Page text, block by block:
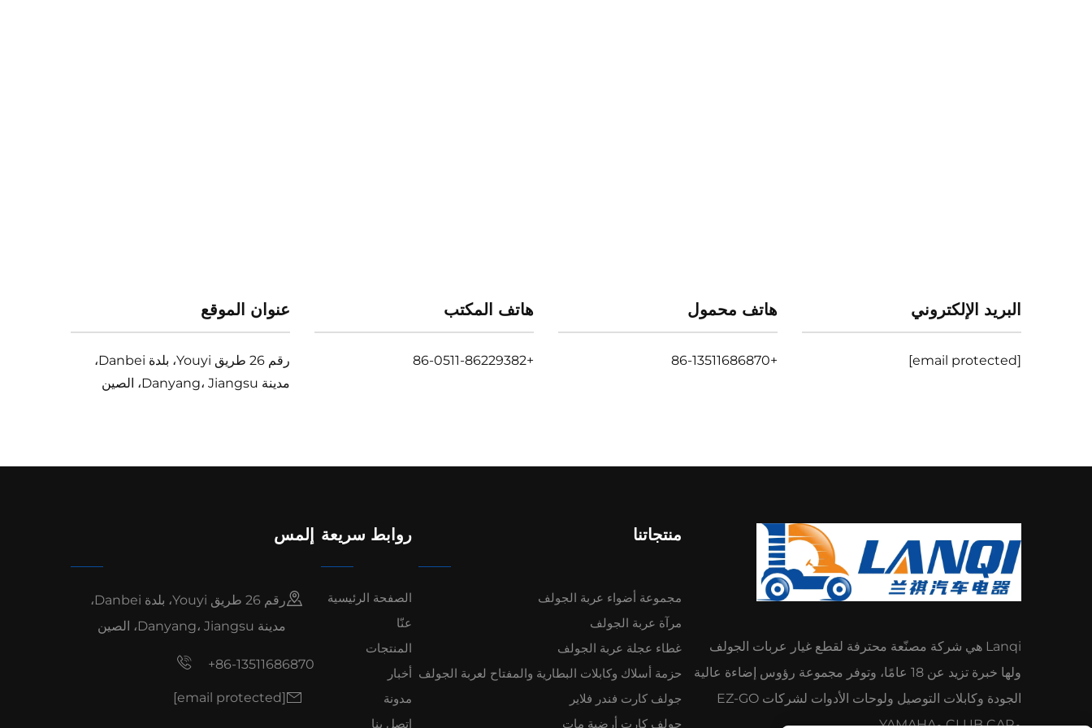
البريد الإلكتروني
[email protected]
هاتف محمول
+86-13511686870
هاتف المكتب
+86-0511-86229382
عنوان الموقع
رقم 26 طريق Youyi، بلدة Danbei،
مدينة Danyang، Jiangsu، الصين
Lanqi هي شركة مصنّعة محترفة لقطع غيار عربات الجولف
ولها خبرة تزيد عن 18 عامًا، وتوفر مجموعة رؤوس إضاءة عالية
الجودة وكابلات التوصيل ولوحات الأدوات لشركات EZ-GO
وCLUB CAR وYAMAHA.
منتجاتنا
مجموعة أضواء عربة الجولف
مرآة عربة الجولف
غطاء عجلة عربة الجولف
حزمة أسلاك وكابلات البطارية والمفتاح لعربة الجولف
جولف كارت فندر فلاير
جولف كارت أرضية مات
روابط سريعة
الصفحة الرئيسية
عنّا
المنتجات
أخبار
مدونة
اتصل بنا
إلمس
رقم 26 طريق Youyi، بلدة Danbei،
مدينة Danyang، Jiangsu، الصين
+86-13511686870
[email protected]